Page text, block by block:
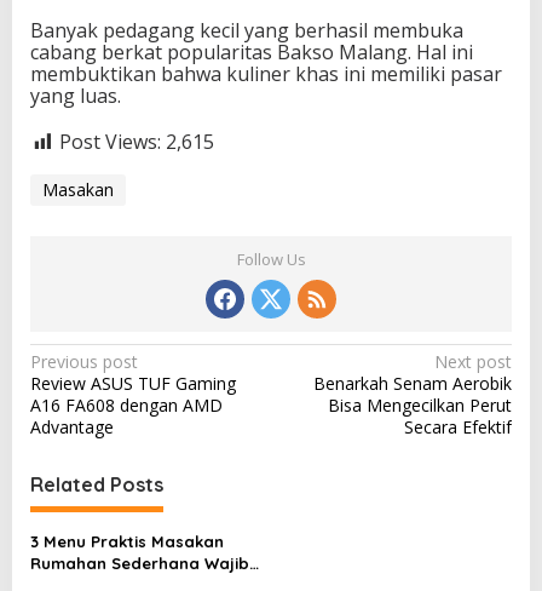
Banyak pedagang kecil yang berhasil membuka
cabang berkat popularitas Bakso Malang. Hal ini
membuktikan bahwa kuliner khas ini memiliki pasar
yang luas.
Post Views: 2,615
Masakan
Follow Us
P
o
s
t
n
a
v
Previous post
Review ASUS TUF Gaming
A16 FA608 dengan AMD
Advantage
Next post
Benarkah Senam Aerobik
Bisa Mengecilkan Perut
Secara Efektif
Related Posts
3 Menu Praktis Masakan
Rumahan Sederhana Wajib